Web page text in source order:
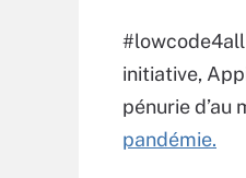
#lowcode4all
initiative,
pénurie d’au
pandémie.